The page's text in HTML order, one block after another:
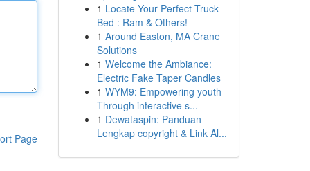
Page
1 Locate Your Perfect Truck
Bed : Ram & Others!
1 Around Easton, MA Crane
Solutions
1 Welcome the Ambiance:
Electric Fake Taper Candles
1 WYM9: Empowering youth
Through interactive s...
1 Dewataspin: Panduan
Lengkap copyright & Link Al...